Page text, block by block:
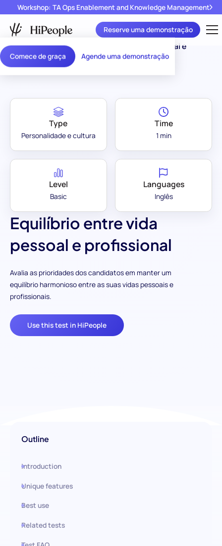
Comece de graça Agende uma demonstração
Workshop: TA Ops Enablement and Knowledge Management
Reserve uma demonstração
Assessment
Library
/
Equilíbrio entre vida pessoal e
profissional
Equilíbrio entre vida
pessoal e profissional
Avalia as prioridades dos candidatos em manter um
equilíbrio harmonioso entre as suas vidas pessoais e
profissionais.
Use this test in HiPeople
Type
Personalidade e cultura
Time
1 min
Level
Basic
Languages
Inglês
Outline
Introduction
Unique features
Best use
Related tests